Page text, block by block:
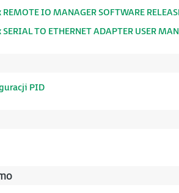
IO MANAGER SOFTWARE
TO ETHERNET ADAPTER USER
PID